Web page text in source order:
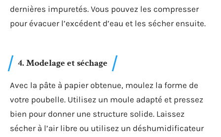
dernières impuretés. Vous pouvez les compresser
pour évacuer l’excédent d’eau et les sécher ensuite.
4. Modelage et séchage
Avec la pâte à papier obtenue, moulez la forme de
votre poubelle. Utilisez un moule adapté et pressez
bien pour donner une structure solide. Laissez
sécher à l’air libre ou utilisez un déshumidificateur